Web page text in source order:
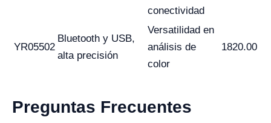
conectividad
YR05502
Bluetooth y USB,
alta precisión
Versatilidad en
análisis de
color
1820.00
Preguntas Frecuentes